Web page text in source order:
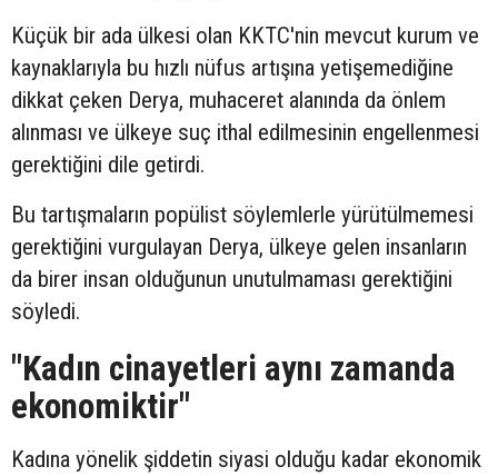
Küçük bir ada ülkesi olan KKTC'nin mevcut kurum ve
kaynaklarıyla bu hızlı nüfus artışına yetişemediğine
dikkat çeken Derya, muhaceret alanında da önlem
alınması ve ülkeye suç ithal edilmesinin engellenmesi
gerektiğini dile getirdi.
Bu tartışmaların popülist söylemlerle yürütülmemesi
gerektiğini vurgulayan Derya, ülkeye gelen insanların
da birer insan olduğunun unutulmaması gerektiğini
söyledi.
"Kadın cinayetleri aynı zamanda
ekonomiktir"
Kadına yönelik şiddetin siyasi olduğu kadar ekonomik